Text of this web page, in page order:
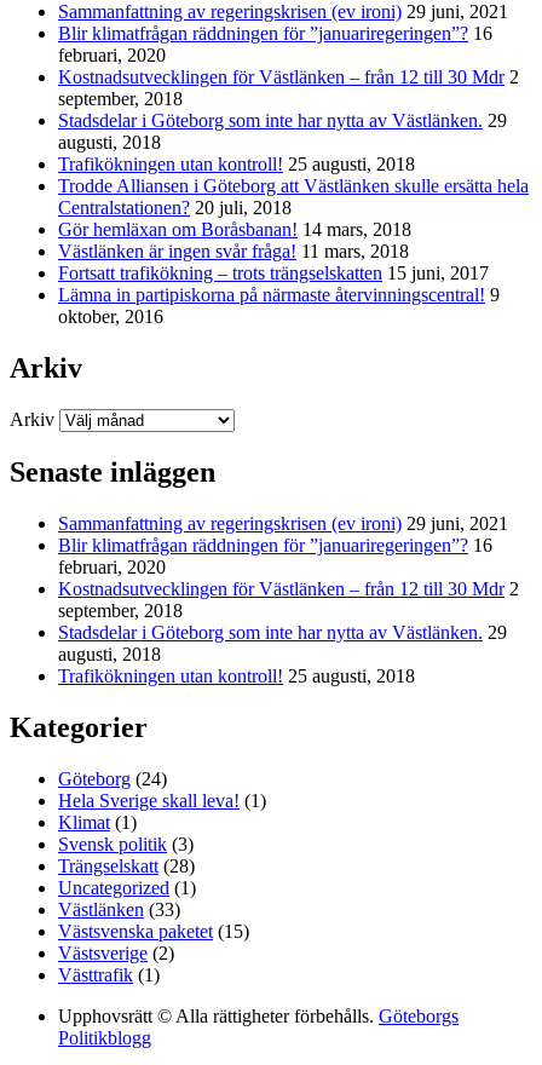
Sammanfattning av regeringskrisen (ev ironi) 29 juni, 2021
Blir klimatfrågan räddningen för ”januariregeringen”? 16
februari, 2020
Kostnadsutvecklingen för Västlänken – från 12 till 30 Mdr 2
september, 2018
Stadsdelar i Göteborg som inte har nytta av Västlänken. 29
augusti, 2018
Trafikökningen utan kontroll! 25 augusti, 2018
Trodde Alliansen i Göteborg att Västlänken skulle ersätta hela
Centralstationen? 20 juli, 2018
Gör hemläxan om Boråsbanan! 14 mars, 2018
Västlänken är ingen svår fråga! 11 mars, 2018
Fortsatt trafikökning – trots trängselskatten 15 juni, 2017
Lämna in partipiskorna på närmaste återvinningscentral! 9
oktober, 2016
Arkiv
Arkiv
Senaste inläggen
Sammanfattning av regeringskrisen (ev ironi) 29 juni, 2021
Blir klimatfrågan räddningen för ”januariregeringen”? 16
februari, 2020
Kostnadsutvecklingen för Västlänken – från 12 till 30 Mdr 2
september, 2018
Stadsdelar i Göteborg som inte har nytta av Västlänken. 29
augusti, 2018
Trafikökningen utan kontroll! 25 augusti, 2018
Kategorier
Göteborg (24)
Hela Sverige skall leva! (1)
Klimat (1)
Svensk politik (3)
Trängselskatt (28)
Uncategorized (1)
Västlänken (33)
Västsvenska paketet (15)
Västsverige (2)
Västtrafik (1)
Upphovsrätt © Alla rättigheter förbehålls. Göteborgs
Politikblogg